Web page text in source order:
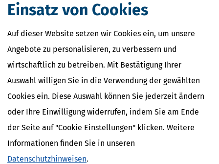
Einsatz von Cookies
Auf dieser Website setzen wir Cookies ein, um unsere
Angebote zu personalisieren, zu verbessern und
wirtschaftlich zu betreiben. Mit Bestätigung Ihrer
Auswahl willigen Sie in die Verwendung der gewählten
Cookies ein. Diese Auswahl können Sie jederzeit ändern
oder Ihre Einwilligung widerrufen, indem Sie am Ende
der Seite auf "Cookie Einstellungen" klicken. Weitere
Informationen finden Sie in unseren
Datenschutzhinweisen.
Modell erfreut sich nach wie vor einiger Beliebtheit. Die Zahl
derjenigen, die vor ihrer gesetzlichen Rente zuletzt in Altersteilzeit
mehr